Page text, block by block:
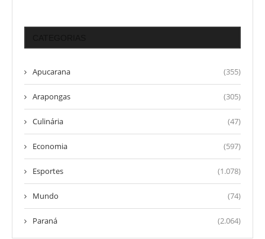
Apucarana (355)
Arapongas (305)
Culinária (47)
Economia (597)
Esportes (1.078)
Mundo (74)
Paraná (2.064)